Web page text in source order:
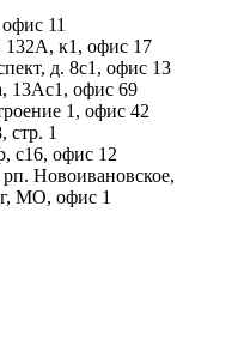
11
132А, к1, офис 17
д. 8с1, офис 13
13Ас1, офис 69
1, офис 42
стр. 1
с16, офис 12
Новоивановское,
МО, офис 1